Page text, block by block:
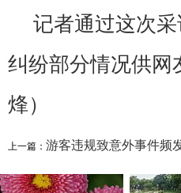
记者通过这次
纠纷部分情况供网
烽）
上一篇： 游客违规致意外事件频发 安全协议非景区